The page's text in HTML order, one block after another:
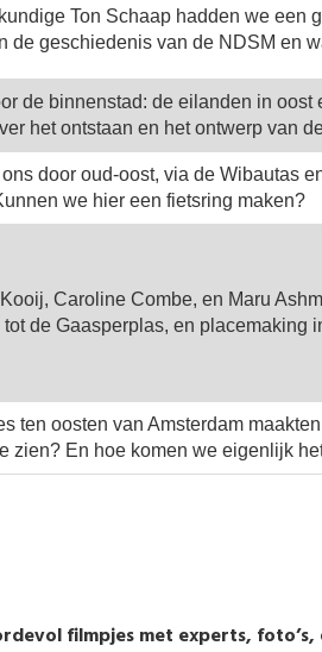
Ton Schaap hadden we een
de geschiedenis van de NDSM en
de binnenstad: de eilanden in
het ontstaan en het ontwerp van
door oud-oost, via de Wibautas
we hier een fietsring maken?
Caroline Combe, en Maru
de Gaasperplas, en placemaking
ten oosten van Amsterdam
zien? En hoe komen we eigenlijk
filmpjes met experts,